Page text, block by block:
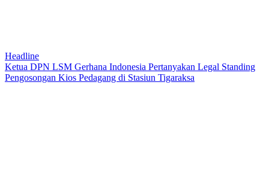
Headline
Ketua DPN LSM Gerhana Indonesia Pertanyakan Legal Standing
Pengosongan Kios Pedagang di Stasiun Tigaraksa